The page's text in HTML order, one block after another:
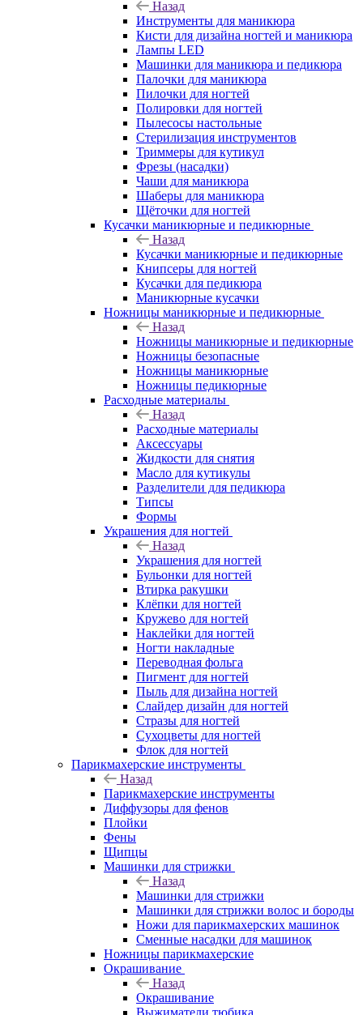
Назад
Инструменты для маникюра
Кисти для дизайна ногтей и маникюра
Лампы LED
Машинки для маникюра и педикюра
Палочки для маникюра
Пилочки для ногтей
Полировки для ногтей
Пылесосы настольные
Стерилизация инструментов
Триммеры для кутикул
Фрезы (насадки)
Чаши для маникюра
Шаберы для маникюра
Щёточки для ногтей
Кусачки маникюрные и педикюрные
Назад
Кусачки маникюрные и педикюрные
Книпсеры для ногтей
Кусачки для педикюра
Маникюрные кусачки
Ножницы маникюрные и педикюрные
Назад
Ножницы маникюрные и педикюрные
Ножницы безопасные
Ножницы маникюрные
Ножницы педикюрные
Расходные материалы
Назад
Расходные материалы
Аксессуары
Жидкости для снятия
Масло для кутикулы
Разделители для педикюра
Типсы
Формы
Украшения для ногтей
Назад
Украшения для ногтей
Бульонки для ногтей
Втирка ракушки
Клёпки для ногтей
Кружево для ногтей
Наклейки для ногтей
Ногти накладные
Переводная фольга
Пигмент для ногтей
Пыль для дизайна ногтей
Слайдер дизайн для ногтей
Стразы для ногтей
Сухоцветы для ногтей
Флок для ногтей
Парикмахерские инструменты
Назад
Парикмахерские инструменты
Диффузоры для фенов
Плойки
Фены
Щипцы
Машинки для стрижки
Назад
Машинки для стрижки
Машинки для стрижки волос и бороды
Ножи для парикмахерских машинок
Сменные насадки для машинок
Ножницы парикмахерские
Окрашивание
Назад
Окрашивание
Выжиматели тюбика